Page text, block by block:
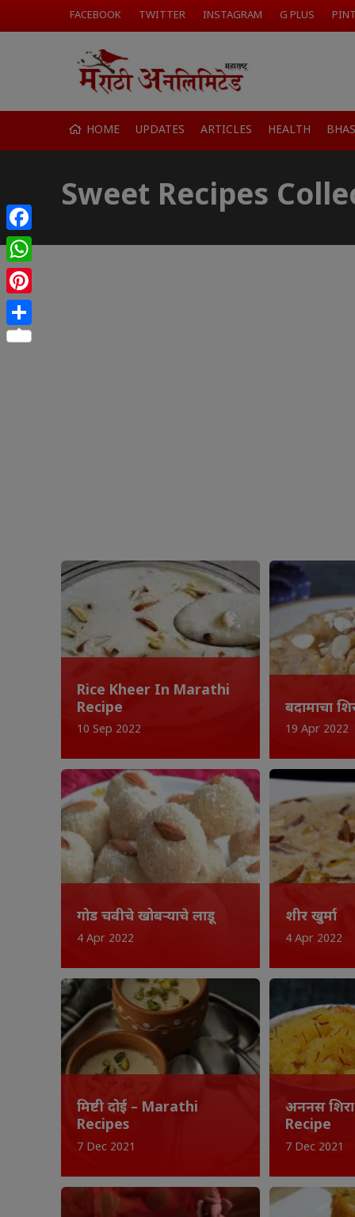
FACEBOOK TWITTER INSTAGRAM G PLUS
HOME UPDATES ARTICLES HEALTH
Sweet Recipes
Rice Kheer In Marathi
Recipe
10 Sep 2022
बदामाचा
19 Apr 2022
गोड चवीचे खोबऱ्याचे लाडू
4 Apr 2022
शीर खुर्मा
4 Apr 2022
मिष्टी दोई – Marathi
Recipes
7 Dec 2021
अननस
Recipe
7 Dec 2021
Facebook
WhatsApp
Pinterest
Share